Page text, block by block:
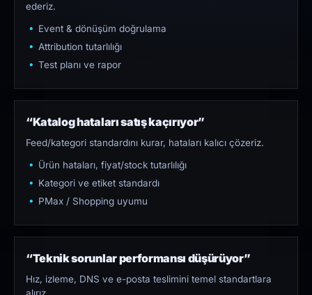
ederiz.
Event & dönüşüm doğrulama
Attribution tutarlılığı
Test planı ve rapor
“Katalog hataları satış kaçırıyor”
Feed/kategori standardını kurar, hataları kalıcı çözeriz.
Ürün hataları, fiyat/stock tutarlılığı
Kategori ve etiket standardı
PMax / Shopping uyumu
“Teknik sorunlar performansı düşürüyor”
Hız, izleme, DNS ve e-posta teslimini temel standartlara